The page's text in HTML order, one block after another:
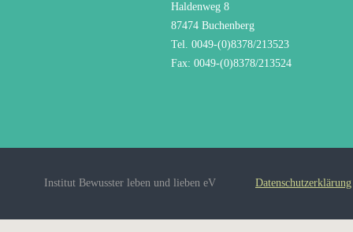
Haldenweg 8
87474 Buchenberg
Tel. 0049-(0)8378/213523
Fax: 0049-(0)8378/213524
Institut Bewusster leben und lieben eV Datenschutzerklärung